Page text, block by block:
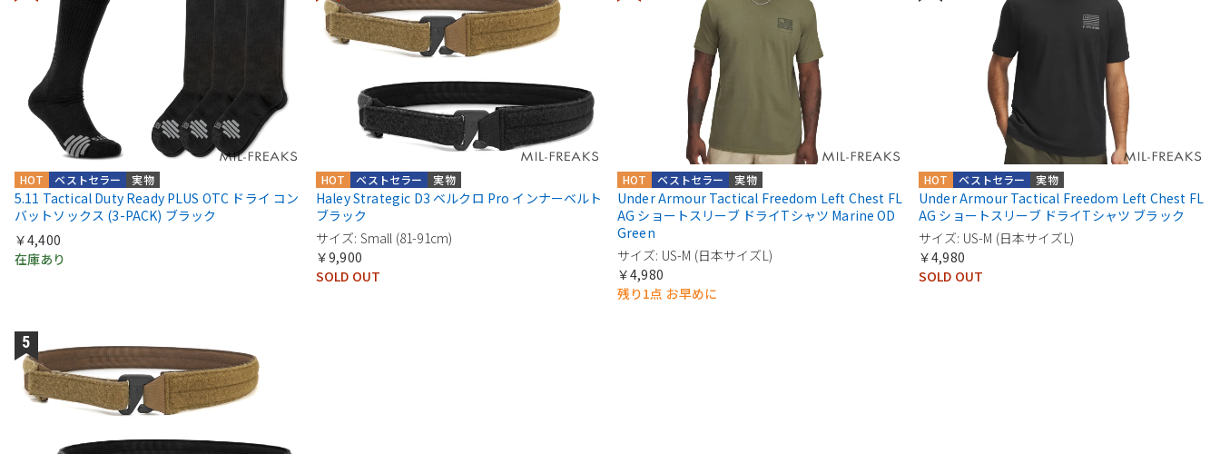
実物
ベストセラー
HOT
5.11 Tactical Duty Ready PLUS OTC ドライ コン
バットソックス (3-PACK) ブラック
￥4,400
在庫あり
実物
ベストセラー
HOT
Haley Strategic D3 ベルクロ Pro インナーベルト
ブラック
サイズ: Small (81-91cm)
￥9,900
SOLD OUT
実物
ベストセラー
HOT
Under Armour Tactical Freedom Left Chest FL
AG ショートスリーブ ドライTシャツ Marine OD
Green
サイズ: US-M (日本サイズL)
￥4,980
残り1点 お早めに
実物
ベストセラー
HOT
Under Armour Tactical Freedom Left Chest FL
AG ショートスリーブ ドライTシャツ ブラック
サイズ: US-M (日本サイズL)
￥4,980
SOLD OUT